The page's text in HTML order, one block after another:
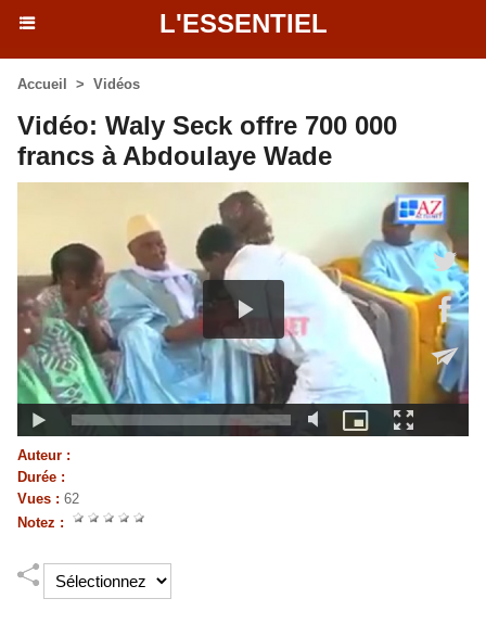
L'ESSENTIEL
Accueil > Vidéos
Vidéo: Waly Seck offre 700 000
francs à Abdoulaye Wade
Auteur :
Durée :
Vues : 62
Notez :